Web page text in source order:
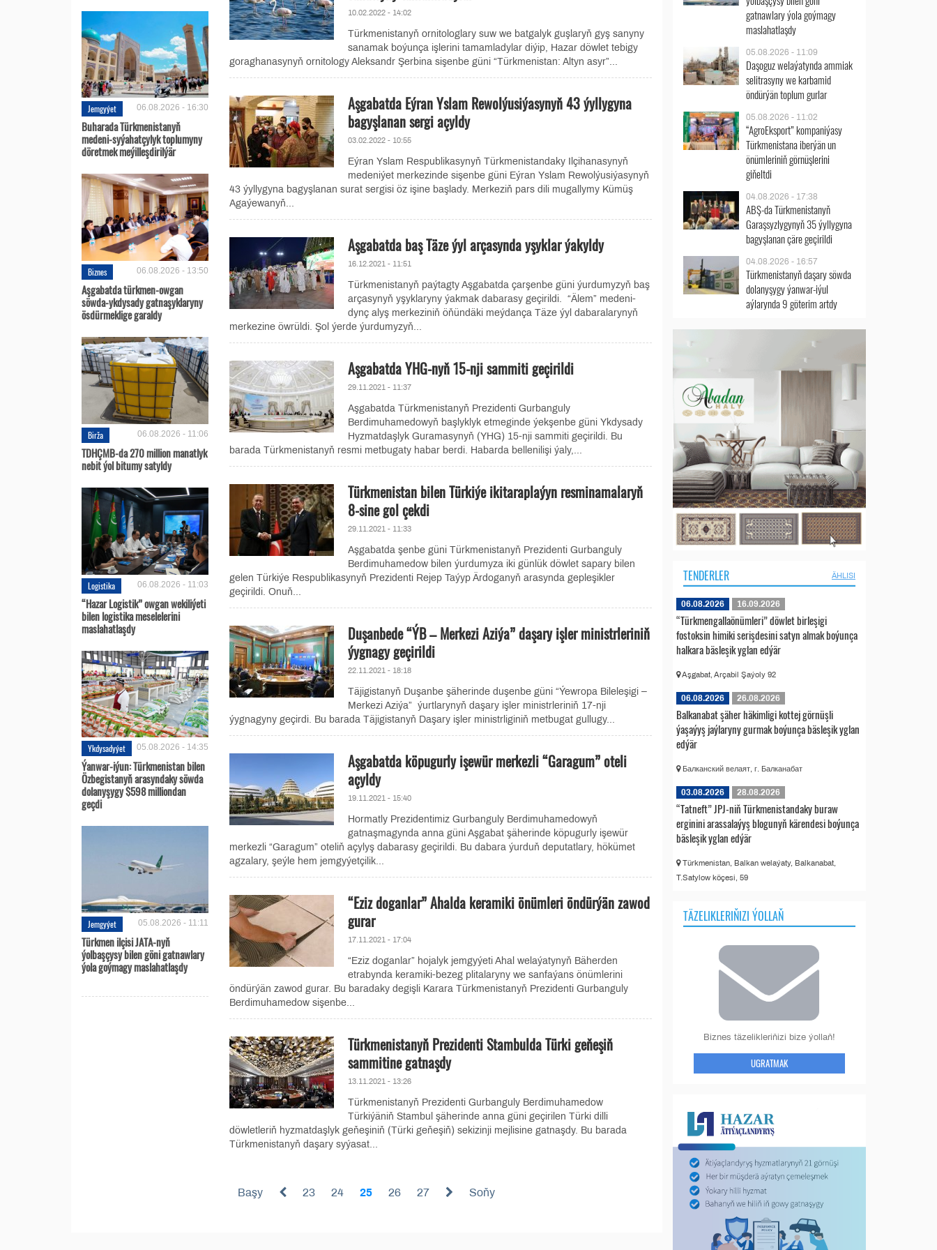
Jemgyýet 06.08.2026 - 16:30
Buharada Türkmenistanyň
medeni-syýahatçylyk toplumyny
döretmek meýilleşdirilýär
Biznes 06.08.2026 - 13:50
Aşgabatda türkmen-owgan
söwda-ykdysady gatnaşyklaryny
ösdürmeklige garaldy
Birža 06.08.2026 - 11:06
TDHÇMB-da 270 million manatlyk
nebit ýol bitumy satyldy
Logistika 06.08.2026 - 11:03
“Hazar Logistik” owgan wekiliýeti
bilen logistika meselelerini
maslahatlaşdy
Ykdysadyýet 05.08.2026 - 14:35
Ýanwar-iýun: Türkmenistan bilen
Özbegistanyň arasyndaky söwda
dolanyşygy $598 milliondan
geçdi
Jemgyýet 05.08.2026 - 11:11
Türkmen ilçisi JATA-nyň
ýolbaşçysy bilen göni gatnawlary
ýola goýmagy maslahatlaşdy
10.02.2022 - 14:02
Türkmenistanyň ornitologlary suw we batgalyk guşlaryň gyş sanyny
sanamak boýunça işlerini tamamladylar diýip, Hazar döwlet tebigy
goraghanasynyň ornitology Aleksandr Şerbina sişenbe güni “Türkmenistan: Altyn asyr”...
Aşgabatda Eýran Yslam Rewolýusiýasynyň 43 ýyllygyna
bagyşlanan sergi açyldy
03.02.2022 - 10:55
Eýran Yslam Respublikasynyň Türkmenistandaky Ilçihanasynyň
medeniýet merkezinde sişenbe güni Eýran Yslam Rewolýusiýasynyň
43 ýyllygyna bagyşlanan surat sergisi öz işine başlady. Merkeziň pars dili mugallymy Kümüş
Agaýewanyň...
Aşgabatda baş Täze ýyl arçasynda yşyklar ýakyldy
16.12.2021 - 11:51
Türkmenistanyň paýtagty Aşgabatda çarşenbe güni ýurdumyzyň baş
arçasynyň yşyklaryny ýakmak dabarasy geçirildi. “Älem” medeni-
dynç alyş merkeziniň öňündäki meýdança Täze ýyl dabaralarynyň
merkezine öwrüldi. Şol ýerde ýurdumyzyň...
Aşgabatda YHG-nyň 15-nji sammiti geçirildi
29.11.2021 - 11:37
Aşgabatda Türkmenistanyň Prezidenti Gurbanguly
Berdimuhamedowyň başlyklyk etmeginde ýekşenbe güni Ykdysady
Hyzmatdaşlyk Guramasynyň (YHG) 15-nji sammiti geçirildi. Bu
barada Türkmenistanyň resmi metbugaty habar berdi. Habarda bellenilişi ýaly,...
Türkmenistan bilen Türkiýe ikitaraplaýyn resminamalaryň
8-sine gol çekdi
29.11.2021 - 11:33
Aşgabatda şenbe güni Türkmenistanyň Prezidenti Gurbanguly
Berdimuhamedow bilen ýurdumyza iki günlük döwlet sapary bilen
gelen Türkiýe Respublikasynyň Prezidenti Rejep Taýyp Ärdoganyň arasynda gepleşikler
geçirildi. Onuň...
Duşanbede “ÝB – Merkezi Aziýa” daşary işler ministrleriniň
ýygnagy geçirildi
22.11.2021 - 18:18
Täjigistanyň Duşanbe şäherinde duşenbe güni “Ýewropa Bileleşigi –
Merkezi Aziýa” ýurtlarynyň daşary işler ministrleriniň 17-nji
ýygnagyny geçirdi. Bu barada Täjigistanyň Daşary işler ministrliginiň metbugat gullugy...
Aşgabatda köpugurly işewür merkezli “Garagum” oteli
açyldy
19.11.2021 - 15:40
Hormatly Prezidentimiz Gurbanguly Berdimuhamedowyň
gatnaşmagynda anna güni Aşgabat şäherinde köpugurly işewür
merkezli “Garagum” oteliň açylyş dabarasy geçirildi. Bu dabara ýurduň deputatlary, hökümet
agzalary, şeýle hem jemgyýetçilik...
“Eziz doganlar” Ahalda keramiki önümleri öndürýän zawod
gurar
17.11.2021 - 17:04
“Eziz doganlar” hojalyk jemgyýeti Ahal welaýatynyň Bäherden
etrabynda keramiki-bezeg plitalaryny we sanfaýans önümlerini
öndürýän zawod gurar. Bu baradaky degişli Karara Türkmenistanyň Prezidenti Gurbanguly
Berdimuhamedow sişenbe...
Türkmenistanyň Prezidenti Stambulda Türki geňeşiň
sammitine gatnaşdy
13.11.2021 - 13:26
Türkmenistanyň Prezidenti Gurbanguly Berdimuhamedow
Türkiýäniň Stambul şäherinde anna güni geçirilen Türki dilli
döwletleriň hyzmatdaşlyk geňeşiniň (Türki geňeşiň) sekizinji mejlisine gatnaşdy. Bu barada
Türkmenistanyň daşary syýasat...
Başy 23 24 25 26 27 Soňy
gatnawlary ýola goýmagy
maslahatlaşdy
05.08.2026 - 11:09
Daşoguz welaýatynda ammiak
selitrasyny we karbamid
öndürýän toplum gurlar
05.08.2026 - 11:02
“AgroEksport” kompaniýasy
Türkmenistana iberýän un
önümleriniň görnüşlerini
giňeltdi
04.08.2026 - 17:38
ABŞ-da Türkmenistanyň
Garaşsyzlygynyň 35 ýyllygyna
bagyşlanan çäre geçirildi
04.08.2026 - 16:57
Türkmenistanyň daşary söwda
dolanyşygy ýanwar-iýul
aýlarynda 9 göterim artdy
TENDERLER ÄHLISI
06.08.2026 16.09.2026
“Türkmengallaönümleri” döwlet birleşigi
fostoksin himiki serişdesini satyn almak boýunça
halkara bäsleşik yglan edýär
Aşgabat, Arçabil Şaýoly 92
06.08.2026 26.08.2026
Balkanabat şäher häkimligi kottej görnüşli
ýaşaýyş jaýlaryny gurmak boýunça bäsleşik yglan
edýär
Балканский велаят, г. Балканабат
03.08.2026 28.08.2026
“Tatneft” JPJ-niň Türkmenistandaky buraw
erginini arassalaýyş blogunyň kärendesi boýunça
bäsleşik yglan edýär
Türkmenistan, Balkan welaýaty, Balkanabat,
T.Satylow köçesi, 59
TÄZELIKLERIŇIZI ÝOLLAŇ
Biznes täzelikleriňizi bize ýollaň!
UGRATMAK